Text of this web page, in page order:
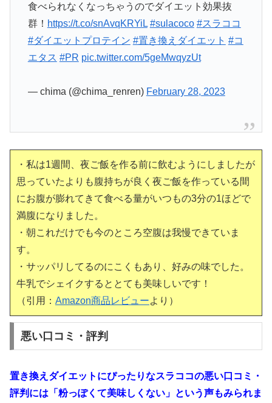
食べられなくなっちゃうのでダイエット効果抜
群！ https://t.co/snAvqKRYiL #sulacoco #スラココ
#ダイエットプロテイン #置き換えダイエット #コ
エタス #PR pic.twitter.com/5geMwqyzUt
— chima (@chima_renren) February 28, 2023
・私は1週間、夜ご飯を作る前に飲むようにしましたが
思っていたよりも腹持ちが良く夜ご飯を作っている間
にお腹が膨れてきて食べる量がいつもの3分の1ほどで
満腹になりました。
・朝これだけでも今のところ空腹は我慢できていま
す。
・サッパリしてるのにこくもあり、好みの味でした。
牛乳でシェイクするととても美味しいです！
（引用： Amazon商品レビューより）
悪い口コミ・評判
置き換えダイエットにぴったりなスラココの悪い口コミ・
評判には「粉っぽくて美味しくない」という声もみられま